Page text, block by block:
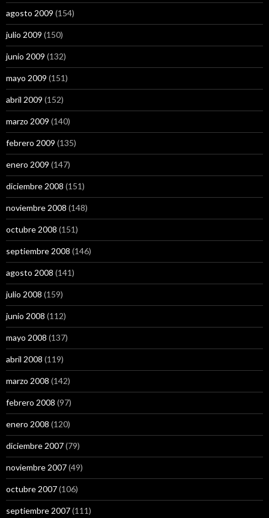
agosto 2009 (154)
julio 2009 (150)
junio 2009 (132)
mayo 2009 (151)
abril 2009 (152)
marzo 2009 (140)
febrero 2009 (135)
enero 2009 (147)
diciembre 2008 (151)
noviembre 2008 (148)
octubre 2008 (151)
septiembre 2008 (146)
agosto 2008 (141)
julio 2008 (159)
junio 2008 (112)
mayo 2008 (137)
abril 2008 (119)
marzo 2008 (142)
febrero 2008 (97)
enero 2008 (120)
diciembre 2007(79)
noviembre 2007(49)
octubre 2007(106)
septiembre 2007(111)